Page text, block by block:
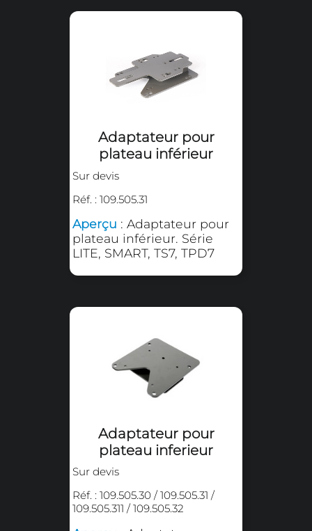
Rallonge de glissière
Aperçu : Rallonge de
glissière avec plaque de
base 380 x 380 mm pour